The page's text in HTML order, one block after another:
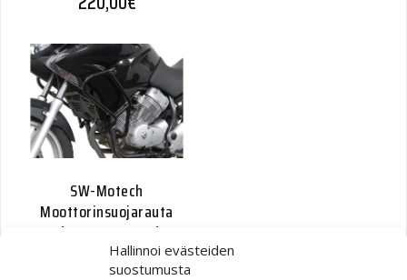
Hallinnoi evästeiden
suostumusta
SW-Motech
Moottorinsuojarauta
Honda XL125V Varadero
07-, musta